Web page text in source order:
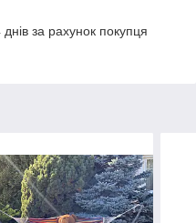
за рахунок покупця